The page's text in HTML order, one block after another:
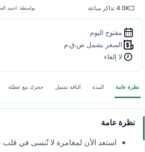
4.0K تذاكر مباعة
بواسطة: احمد
مفتوح اليوم
السعر يشمل ض.ق.م
لا إلغاء
نظرة عامة المدة الباقة تشمل حجزك مع عطلة
نظرة عامة
استعد الأن لمغامرة لا تُنسى في